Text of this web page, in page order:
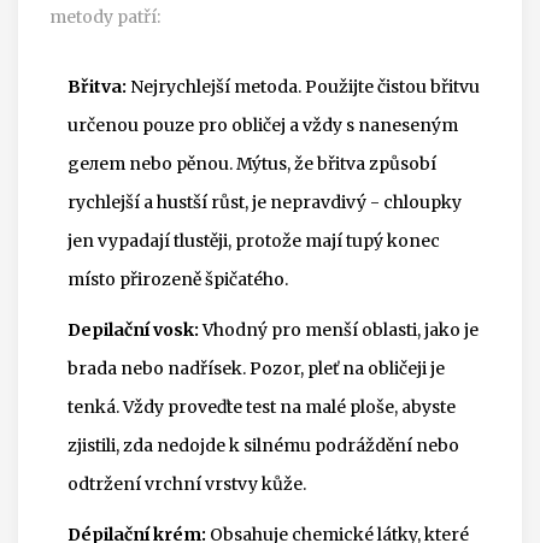
metody patří:
Břitva: Nejrychlejší metoda. Použijte čistou břitvu
určenou pouze pro obličej a vždy s naneseným
gелеm nebo pěnou. Mýtus, že břitva způsobí
rychlejší a hustší růst, je nepravdivý - chloupky
jen vypadají tlustěji, protože mají tupý konec
místo přirozeně špičatého.
Depilační vosk:Vhodný pro menší oblasti, jako je
brada nebo nadřísek. Pozor, pleť na obličeji je
tenká. Vždy proveďte test na malé ploše, abyste
zjistili, zda nedojde k silnému podráždění nebo
odtržení vrchní vrstvy kůže.
Dépilační krém: Obsahuje chemické látky, které